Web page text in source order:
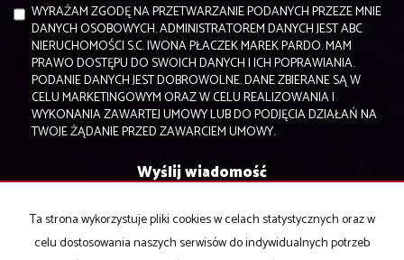
WYRAŻAM ZGODĘ NA PRZETWARZANIE PODANYCH PRZEZE MNIE
DANYCH OSOBOWYCH. ADMINISTRATOREM DANYCH JEST ABC
NIERUCHOMOŚCI S.C. IWONA PŁACZEK MAREK PARDO. MAM
PRAWO DOSTĘPU DO SWOICH DANYCH I ICH POPRAWIANIA.
PODANIE DANYCH JEST DOBROWOLNE. DANE ZBIERANE SĄ W
CELU MARKETINGOWYM ORAZ W CELU REALIZOWANIA I
WYKONANIA ZAWARTEJ UMOWY LUB DO PODJĘCIA DZIAŁAŃ NA
TWOJE ŻĄDANIE PRZED ZAWARCIEM UMOWY.
Ta strona wykorzystuje pliki cookies w celach statystycznych oraz w
celu dostosowania naszych serwisów do indywidualnych potrzeb